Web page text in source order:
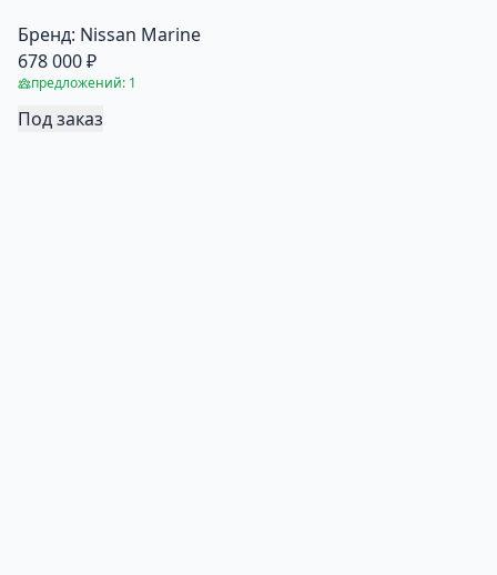
Бренд: Nissan Marine
678 000 ₽
предложений: 1
Под заказ